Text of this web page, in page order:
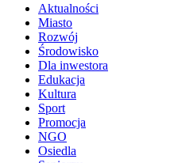
Aktualności
Miasto
Rozwój
Środowisko
Dla inwestora
Edukacja
Kultura
Sport
Promocja
NGO
Osiedla